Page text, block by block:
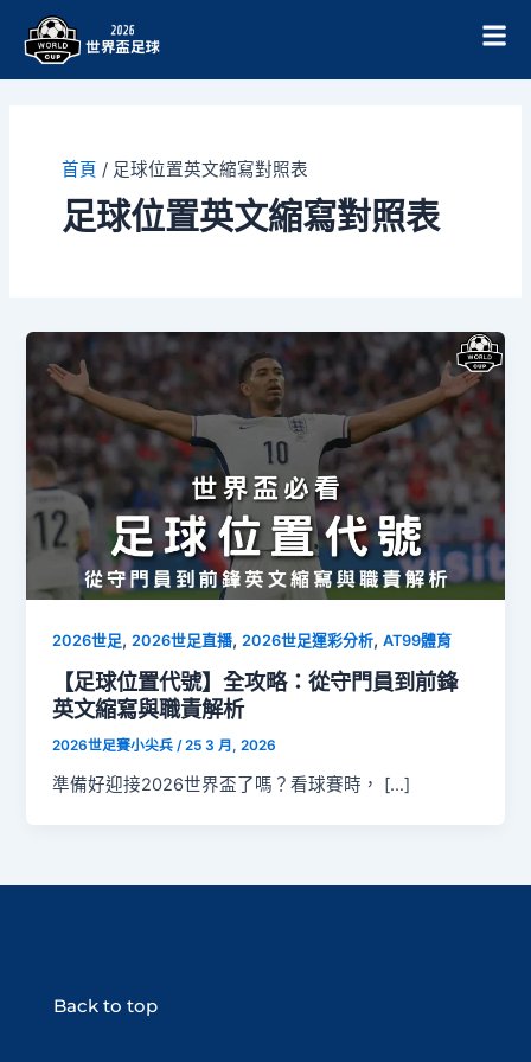
首頁 / 足球位置英文縮寫對照表
足球位置英文縮寫對照表
2026世足,2026世足直播,2026世足運彩分析,AT99體育
【足球位置代號】全攻略：從守門員到前鋒
英文縮寫與職責解析
2026世足賽小尖兵/25 3 月, 2026
準備好迎接2026世界盃了嗎？看球賽時， […]
Back to top